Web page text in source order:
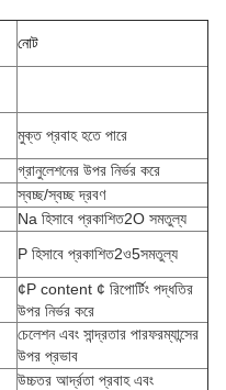
নোট
মুক্ত প্রবাহ হতে পারে
গ্রানুলেশনের উপর নির্ভর করে
স্বচ্ছ/স্বচ্ছ দ্রবণ
Na হিসাবে প্রকাশিত2O সমতুল্য
P হিসাবে প্রকাশিত2ও5সমতুল্য
¢P content ¢ রিপোর্টিং পদ্ধতির
উপর নির্ভর করে
চেলেশন এবং সান্দ্রতার পারফরম্যান্সের
উপর প্রভাব
উচ্চতর আর্দ্রতা প্রবাহ এবং